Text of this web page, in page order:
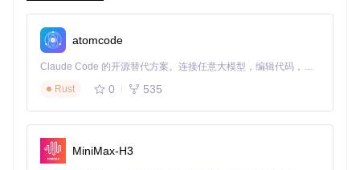
解决方案：如何配置和使用网盘加速工具？
准备工作
选择脚本管理器 ：你可以选择篡改猴（Tampermonkey）或
脚本猫（ScriptCat）等主流的脚本管理器。这些工具可以帮助
浏览器的最新版本，以保证工具的兼容性。
atomcode
Claude Code 的开源替代方案。连接任意大模型，编辑代码，运行命令，自动验证 — 全自动执行。用 Rust 构建，极致性能。 ｜ An open-source alternative to Claude Code. Connect any LLM, edit code, run commands, and verify changes — autonomously. Built in Rust for speed. Get Started
Rust
0 535
MiniMax-H3